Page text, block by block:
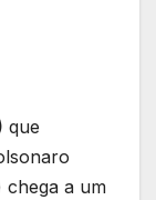
que
chega a um